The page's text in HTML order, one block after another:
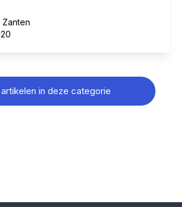
Zanten
in deze categorie